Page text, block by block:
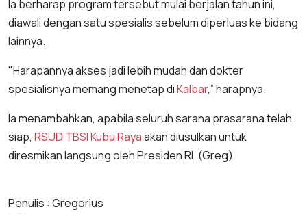
Ia berharap program tersebut mulai berjalan tahun ini,
diawali dengan satu spesialis sebelum diperluas ke bidang
lainnya.
"Harapannya akses jadi lebih mudah dan dokter
spesialisnya memang menetap diKalbar,” harapnya.
Ia menambahkan, apabila seluruh sarana prasarana telah
siap, RSUD TBSI Kubu Rayaakan diusulkan untuk
diresmikan langsung oleh Presiden RI. (Greg)
Penulis : Gregorius